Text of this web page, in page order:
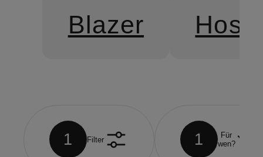
Blazer
1 Filter 1
Für
wen?